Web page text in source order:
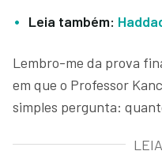
Leia também:
Lembro-me da prova
em que o Professor
simples pergunta: